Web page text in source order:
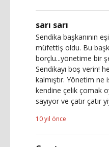
sarı sarı
Sendika başkanının
müfettiş oldu. Bu
borçlu...yönetime bir
Sendikayı boş verin!
kalmıştır. Yönetim
kendine çelik çomak
sayıyor ve çatır çatır
10 yıl önce